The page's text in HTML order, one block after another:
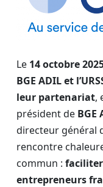
Le 14 octobre
BGE ADIL et
leur partenariat,
président de BGE
directeur général
rencontre
commun : faciliter
entrepreneurs